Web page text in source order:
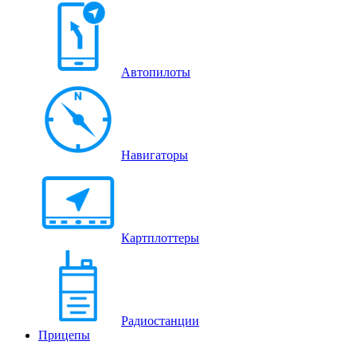
Автопилоты
Навигаторы
Картплоттеры
Радиостанции
Прицепы